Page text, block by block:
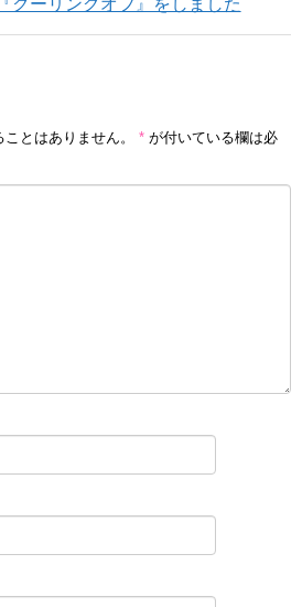
クーリングオフ』をしました
とはありません。 * が付いている欄は必